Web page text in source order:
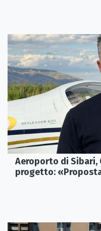
Aeroporto di Sibari,
progetto: